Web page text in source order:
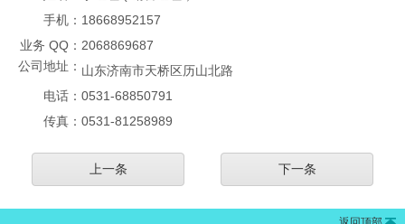
手机： 18668952157
业务 QQ： 2068869687
公司地址： 山东济南市天桥区历山北路
电话： 0531-68850791
传真： 0531-81258989
上一条 下一条